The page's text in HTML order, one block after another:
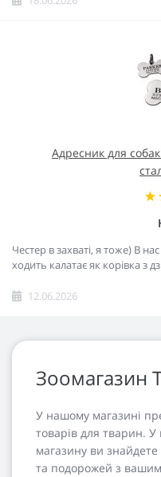
Адресник для
Честер в захваті, я тоже) В
ходить калатає як корівка з
12.06.2026
Зоомагазин
У нашому магазині
товарів для тварин. У
магазину ви
та подорожей з